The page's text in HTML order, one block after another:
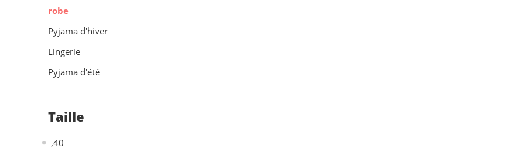
robe
Pyjama d'hiver
Lingerie
Pyjama d'été
Taille
,40